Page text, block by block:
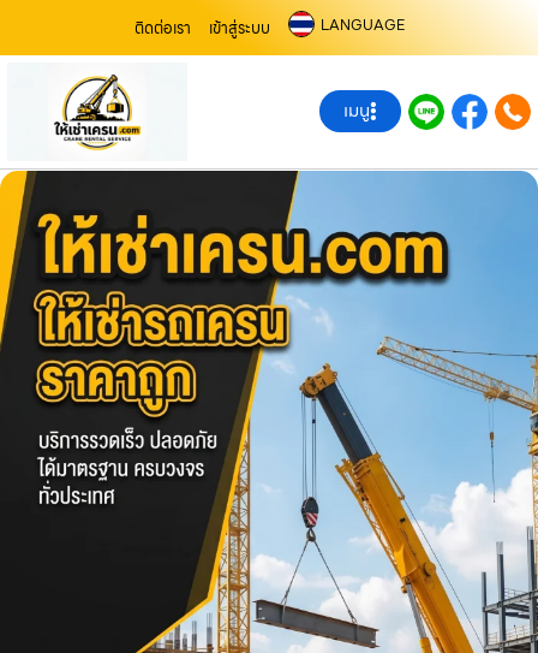
ติดต่อเรา เข้าสู่ระบบ LANGUAGE
เมนู